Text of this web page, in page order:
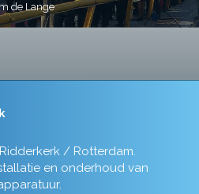
de Lange
/ Rotterdam.
en onderhoud van